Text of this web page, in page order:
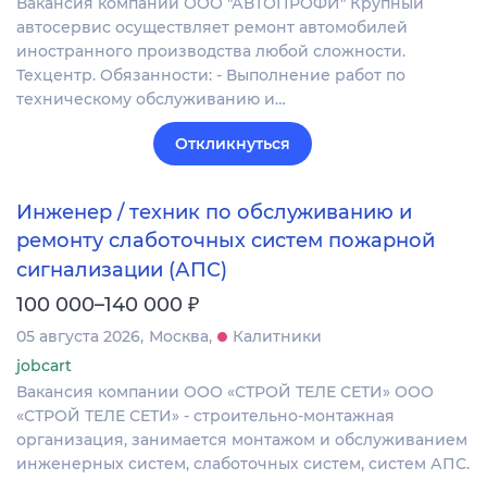
автосервис осуществляет ремонт автомобилей
иностранного производства любой сложности.
Техцентр. Обязанности: - Выполнение работ по
техническому обслуживанию и…
Откликнуться
Инженер / техник по обслуживанию и
ремонту слаботочных систем пожарной
сигнализации (АПС)
100 000–140 000 ₽
05 августа 2026 Москва
Калитники
jobcart
Вакансия компании ООО «СТРОЙ ТЕЛЕ СЕТИ» ООО
«СТРОЙ ТЕЛЕ СЕТИ» - строительно-монтажная
организация, занимается монтажом и обслуживанием
инженерных систем, слаботочных систем, систем АПС.